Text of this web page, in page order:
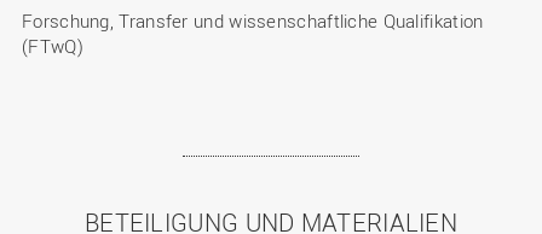
Forschung, Transfer und wissenschaftliche Qualifikation
(FTwQ)
BETEILIGUNG UND MATERIALIEN